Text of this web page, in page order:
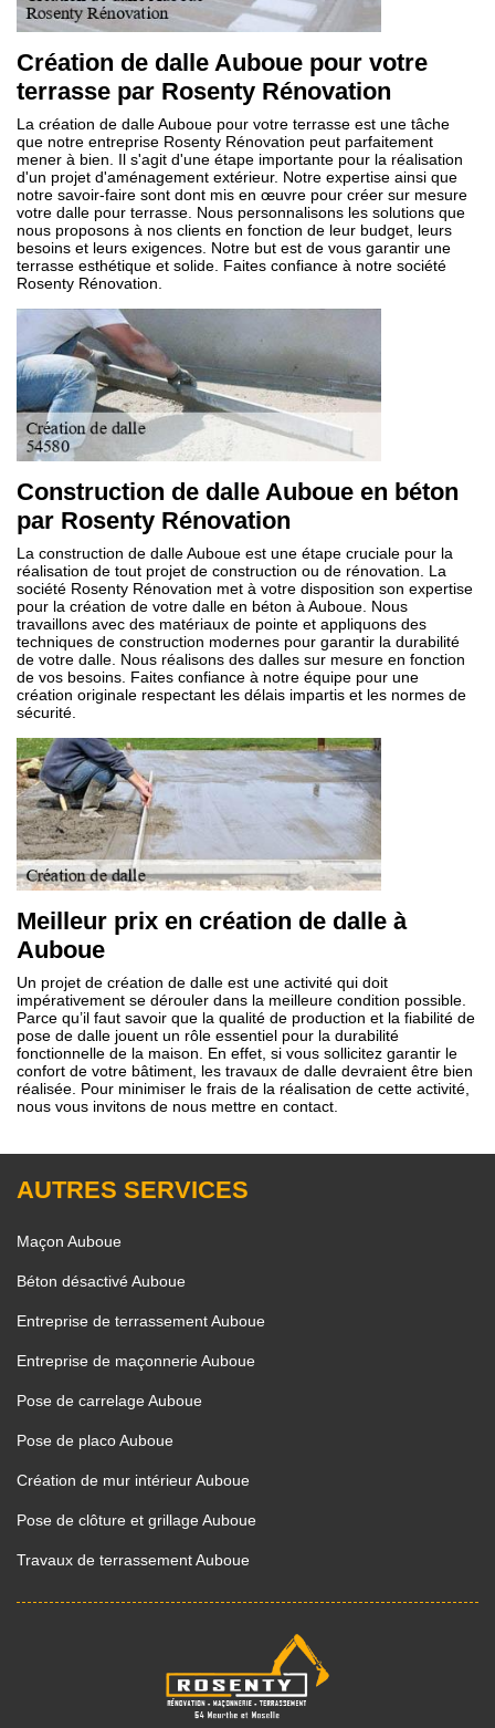
Création de dalle Auboue pour votre
terrasse par Rosenty Rénovation
La création de dalle Auboue pour votre terrasse est une tâche
que notre entreprise Rosenty Rénovation peut parfaitement
mener à bien. Il s'agit d'une étape importante pour la réalisation
d'un projet d'aménagement extérieur. Notre expertise ainsi que
notre savoir-faire sont dont mis en œuvre pour créer sur mesure
votre dalle pour terrasse. Nous personnalisons les solutions que
nous proposons à nos clients en fonction de leur budget, leurs
besoins et leurs exigences. Notre but est de vous garantir une
terrasse esthétique et solide. Faites confiance à notre société
Rosenty Rénovation.
Construction de dalle Auboue en béton
par Rosenty Rénovation
La construction de dalle Auboue est une étape cruciale pour la
réalisation de tout projet de construction ou de rénovation. La
société Rosenty Rénovation met à votre disposition son expertise
pour la création de votre dalle en béton à Auboue. Nous
travaillons avec des matériaux de pointe et appliquons des
techniques de construction modernes pour garantir la durabilité
de votre dalle. Nous réalisons des dalles sur mesure en fonction
de vos besoins. Faites confiance à notre équipe pour une
création originale respectant les délais impartis et les normes de
sécurité.
Meilleur prix en création de dalle à
Auboue
Un projet de création de dalle est une activité qui doit
impérativement se dérouler dans la meilleure condition possible.
Parce qu’il faut savoir que la qualité de production et la fiabilité de
pose de dalle jouent un rôle essentiel pour la durabilité
fonctionnelle de la maison. En effet, si vous sollicitez garantir le
confort de votre bâtiment, les travaux de dalle devraient être bien
réalisée. Pour minimiser le frais de la réalisation de cette activité,
nous vous invitons de nous mettre en contact.
AUTRES SERVICES
Maçon Auboue
Béton désactivé Auboue
Entreprise de terrassement Auboue
Entreprise de maçonnerie Auboue
Pose de carrelage Auboue
Pose de placo Auboue
Création de mur intérieur Auboue
Pose de clôture et grillage Auboue
Travaux de terrassement Auboue